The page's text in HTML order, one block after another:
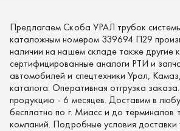
Предлагаем Скоба УРАЛ трубок
каталожным номером 339694 П29
наличии на нашем складе также другие
сертифицированные аналоги РТИ и
автомобилей и спецтехники Урал,
каталога. Оперативная отгрузка
продукцию - 6 месяцев. Доставим в
бесплатно по г. Миасс и до терминалов
компаний. Подробные условия доставки